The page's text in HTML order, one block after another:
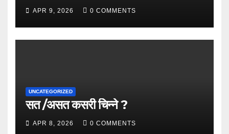
APR 9, 2026 0 COMMENTS
UNCATEGORIZED
सत /असत कसरी चिन्ने ?
APR 8, 2026 0 COMMENTS